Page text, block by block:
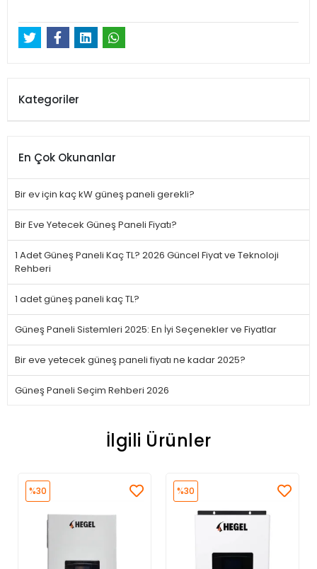
Kategoriler
En Çok Okunanlar
Bir ev için kaç kW güneş paneli gerekli?
Bir Eve Yetecek Güneş Paneli Fiyatı?
1 Adet Güneş Paneli Kaç TL? 2026 Güncel Fiyat ve Teknoloji
Rehberi
1 adet güneş paneli kaç TL?
Güneş Paneli Sistemleri 2025: En İyi Seçenekler ve Fiyatlar
Bir eve yetecek güneş paneli fiyatı ne kadar 2025?
Güneş Paneli Seçim Rehberi 2026
İlgili Ürünler
%30 %30